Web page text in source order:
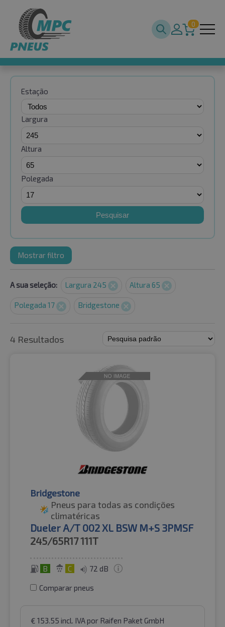
0
Estação
Largura
Altura
Polegada
Pesquisar
Mostrar filtro
A sua seleção: Largura 245 Altura 65
Polegada 17 Bridgestone
4 Resultados
Bridgestone
Pneus para todas as condições
climatéricas
Dueler A/T 002 XL BSW M+S 3PMSF
245/65R17111T
B C 72 dB
Comparar pneus
€ 153.55 incl. IVApor Raifen Paket GmbH